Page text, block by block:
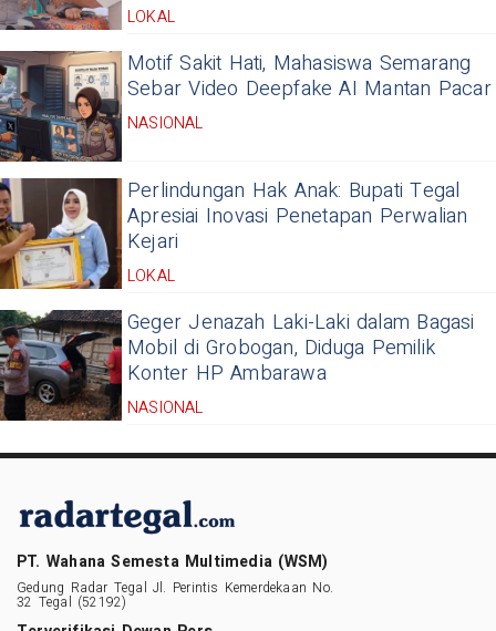
LOKAL
Motif Sakit Hati, Mahasiswa Semarang
Sebar Video Deepfake AI Mantan Pacar
NASIONAL
Perlindungan Hak Anak: Bupati Tegal
Apresiai Inovasi Penetapan Perwalian
Kejari
LOKAL
Geger Jenazah Laki-Laki dalam Bagasi
Mobil di Grobogan, Diduga Pemilik
Konter HP Ambarawa
NASIONAL
PT. Wahana Semesta Multimedia (WSM)
Gedung Radar Tegal Jl. Perintis Kemerdekaan No.
32 Tegal (52192)